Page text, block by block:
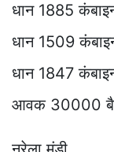
धान 1885
धान 1509
धान 1847
आवक 30000